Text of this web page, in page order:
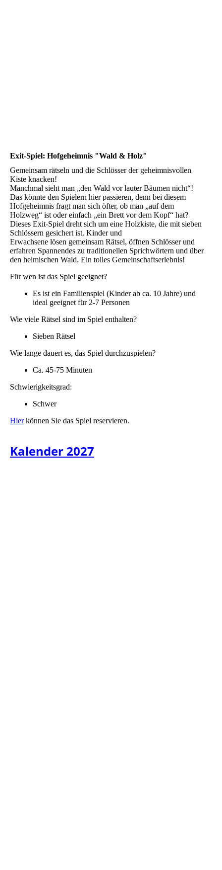
Exit-Spiel: Hofgeheimnis "Wald & Holz"
Gemeinsam rätseln und die Schlösser der geheimnisvollen
Kiste knacken!
Manchmal sieht man „den Wald vor lauter Bäumen nicht“!
Das könnte den Spielern hier passieren, denn bei diesem
Hofgeheimnis fragt man sich öfter, ob man „auf dem
Holzweg“ ist oder einfach „ein Brett vor dem Kopf“ hat?
Dieses Exit-Spiel dreht sich um eine Holzkiste, die mit sieben
Schlössern gesichert ist. Kinder und
Erwachsene lösen gemeinsam Rätsel, öffnen Schlösser und
erfahren Spannendes zu traditionellen Sprichwörtern und über
den heimischen Wald. Ein tolles Gemeinschaftserlebnis!
Für wen ist das Spiel geeignet?
Es ist ein Familienspiel (Kinder ab ca. 10 Jahre) und
ideal geeignet für 2-7 Personen
Wie viele Rätsel sind im Spiel enthalten?
Sieben Rätsel
Wie lange dauert es, das Spiel durchzuspielen?
Ca. 45-75 Minuten
Schwierigkeitsgrad:
Schwer
Hierkönnen Sie das Spiel reservieren.
Kalender 2027